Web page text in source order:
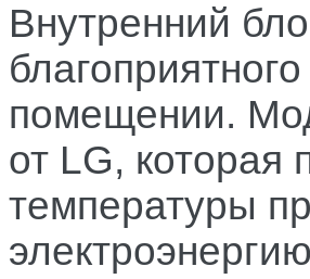
Внутренний
помещении.
от LG, которая
температуры